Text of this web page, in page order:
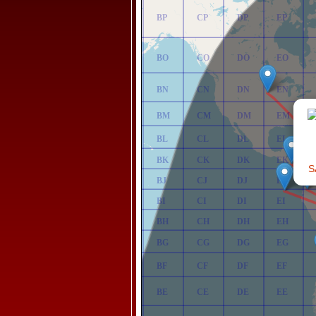
BE
BF
BG
BH
BI
BJ
BK
BL
BM
BN
BO
BP
CE
CF
CG
CH
CI
CJ
CK
CL
CM
CN
CO
CP
DE
DF
DG
DH
DI
DJ
DK
DL
DM
DN
DO
DP
EE
EF
EG
EH
EI
EJ
EK
EL
EM
EN
EO
EP